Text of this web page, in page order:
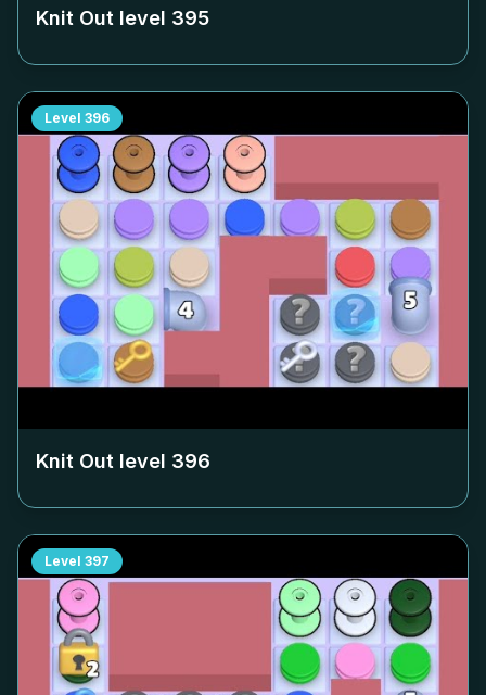
Knit Out level 395
Level 396
Knit Out level 396
Level 397